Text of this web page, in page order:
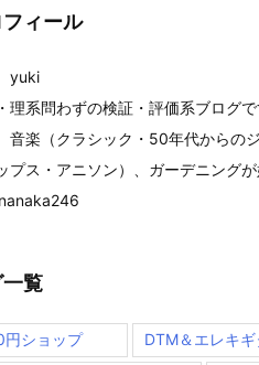
ィール
yuki
理系問わずの検証・評価系ブログで
音楽（クラシック・50年代からの
プス・アニソン）、ガーデニングが
覧
円ショップ DTM＆エレキギ